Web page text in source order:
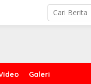
Galeri